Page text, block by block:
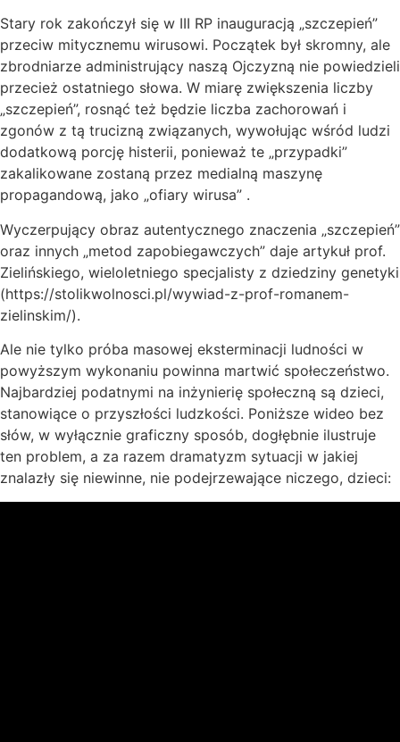
Stary rok zakończył się w III RP inauguracją „szczepień”
przeciw mitycznemu wirusowi. Początek był skromny, ale
zbrodniarze administrujący naszą Ojczyzną nie powiedzieli
przecież ostatniego słowa. W miarę zwiększenia liczby
„szczepień”, rosnąć też będzie liczba zachorowań i
zgonów z tą trucizną związanych, wywołując wśród ludzi
dodatkową porcję histerii, ponieważ te „przypadki”
zakalikowane zostaną przez medialną maszynę
propagandową, jako „ofiary wirusa” .
Wyczerpujący obraz autentycznego znaczenia „szczepień”
oraz innych „metod zapobiegawczych” daje artykuł prof.
Zielińskiego, wieloletniego specjalisty z dziedziny genetyki
(https://stolikwolnosci.pl/wywiad-z-prof-romanem-
zielinskim/).
Ale nie tylko próba masowej eksterminacji ludności w
powyższym wykonaniu powinna martwić społeczeństwo.
Najbardziej podatnymi na inżynierię społeczną są dzieci,
stanowiące o przyszłości ludzkości. Poniższe wideo bez
słów, w wyłącznie graficzny sposób, dogłębnie ilustruje
ten problem, a za razem dramatyzm sytuacji w jakiej
znalazły się niewinne, nie podejrzewające niczego, dzieci: